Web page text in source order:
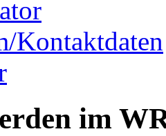
Kontaktdaten
im